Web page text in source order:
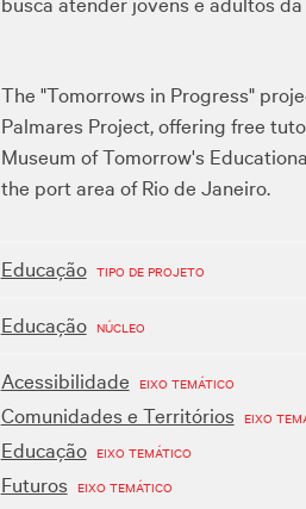
The "Tomorrows in Progress"
Palmares Project, offering free
Museum of Tomorrow's
the port area of ​​Rio de Janeiro.
Educação TIPO DE PROJETO
Educação NÚCLEO
Acessibilidade EIXO TEMÁTICO
Comunidades e Territórios EIXO
Educação EIXO TEMÁTICO
Futuros EIXO TEMÁTICO